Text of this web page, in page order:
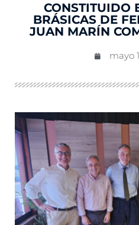
CONSTITUIDO
BRÁSICAS DE
JUAN MARÍN
mayo